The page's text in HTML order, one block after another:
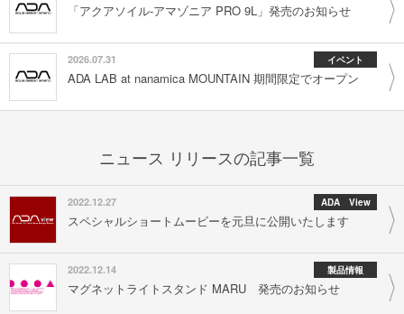
「アクアソイル-アマゾニア PRO 9L」発売のお知らせ
2026.07.31 イベント
ADA LAB at nanamica MOUNTAIN 期間限定でオープン
ニュース リリースの記事一覧
2022.12.27 ADA View
スペシャルショートムービーを元旦に公開いたします
2022.12.14 製品情報
マグネットライトスタンド MARU 発売のお知らせ